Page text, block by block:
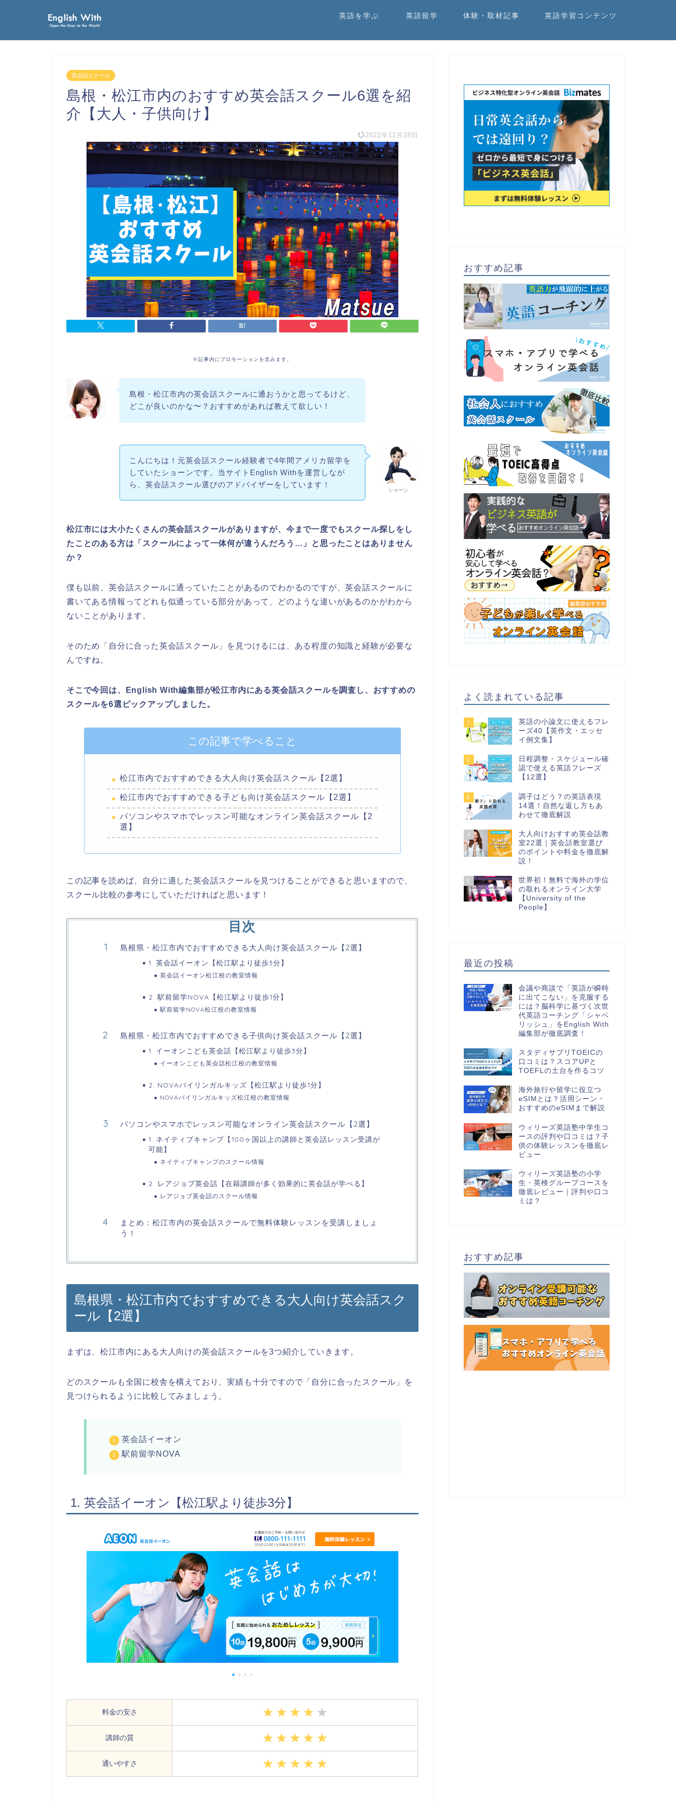
英語を学ぶ 英語留学 体験・取材記事 英語学習コンテンツ
英会話スクール
島根・松江市内のおすすめ英会話スクール6選を紹
介【大人・子供向け】
2022年12月28日
※記事内にプロモーションを含みます。
島根・松江市内の英会話スクールに通おうかと思ってるけど、
どこが良いのかな〜？おすすめがあれば教えて欲しい！
ショーン
こんにちは！元英会話スクール経験者で4年間アメリカ留学を
していたショーンです。当サイトEnglish Withを運営しなが
ら、英会話スクール選びのアドバイザーをしています！
松江市には大小たくさんの英会話スクールがありますが、今まで一度でもスクール探しをし
たことのある方は「スクールによって一体何が違うんだろう…」と思ったことはありません
か？
僕も以前、英会話スクールに通っていたことがあるのでわかるのですが、英会話スクールに
書いてある情報ってどれも似通っている部分があって、どのような違いがあるのかがわから
ないことがあります。
そのため「自分に合った英会話スクール」を見つけるには、ある程度の知識と経験が必要な
んですね。
そこで今回は、English With編集部が松江市内にある英会話スクールを調査し、おすすめの
スクールを6選ピックアップしました。
この記事で学べること
松江市内でおすすめできる大人向け英会話スクール【2選】
松江市内でおすすめできる子ども向け英会話スクール【2選】
パソコンやスマホでレッスン可能なオンライン英会話スクール【2
選】
この記事を読めば、自分に適した英会話スクールを見つけることができると思いますので、
スクール比較の参考にしていただければと思います！
目次
島根県・松江市内でおすすめできる大人向け英会話スクール【2選】
1. 英会話イーオン【松江駅より徒歩3分】
英会話イーオン松江校の教室情報
2. 駅前留学NOVA【松江駅より徒歩1分】
駅前留学NOVA松江校の教室情報
島根県・松江市内でおすすめできる子供向け英会話スクール【2選】
1. イーオンこども英会話【松江駅より徒歩3分】
イーオンこども英会話松江校の教室情報
2. NOVAバイリンガルキッズ【松江駅より徒歩1分】
NOVAバイリンガルキッズ松江校の教室情報
パソコンやスマホでレッスン可能なオンライン英会話スクール【2選】
1. ネイティブキャンプ【100ヶ国以上の講師と英会話レッスン受講が
可能】
ネイティブキャンプのスクール情報
2. レアジョブ英会話【在籍講師が多く効果的に英会話が学べる】
レアジョブ英会話のスクール情報
まとめ：松江市内の英会話スクールで無料体験レッスンを受講しましょ
う！
島根県・松江市内でおすすめできる大人向け英会話スク
ール【2選】
まずは、松江市内にある大人向けの英会話スクールを3つ紹介していきます。
どのスクールも全国に校舎を構えており、実績も十分ですので「自分に合ったスクール」を
見つけられるように比較してみましょう。
英会話イーオン
駅前留学NOVA
1. 英会話イーオン【松江駅より徒歩3分】
料金の安さ
講師の質
通いやすさ
おすすめ記事
よく読まれている記事
1
英語の小論文に使えるフレ
ーズ40【英作文・エッセ
イ例文集】
2
日程調整・スケジュール確
認で使える英語フレーズ
【12選】
3
調子はどう？の英語表現
14選！自然な返し方もあ
わせて徹底解説
4
大人向けおすすめ英会話教
室22選｜英会話教室選び
のポイントや料金を徹底解
説！
5
世界初！無料で海外の学位
の取れるオンライン大学
【University of the
People】
最近の投稿
会議や商談で「英語が瞬時
に出てこない」を克服する
には？脳科学に基づく次世
代英語コーチング「シャベ
リッシュ」をEnglish With
編集部が徹底調査！
スタディサプリTOEICの
口コミは？スコアUPと
TOEFLの土台を作るコツ
海外旅行や留学に役立つ
eSIMとは？活用シーン・
おすすめのeSIMまで解説
ウィリーズ英語塾中学生コ
ースの評判や口コミは？子
供の体験レッスンを徹底レ
ビュー
ウィリーズ英語塾の小学
生・英検グループコースを
徹底レビュー｜評判や口コ
ミは？
おすすめ記事